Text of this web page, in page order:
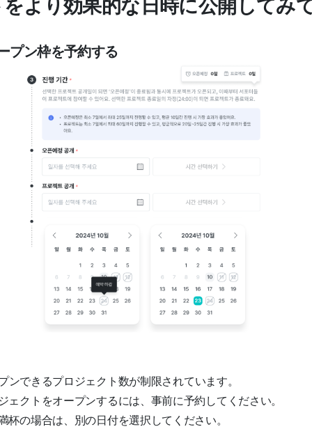
より効果的な日時に公開してみ
プン枠を予約する
ンできるプロジェクト数が制限されています。
ェクトをオープンするには、事前に予約してください。
杯の場合は、別の日付を選択してください。